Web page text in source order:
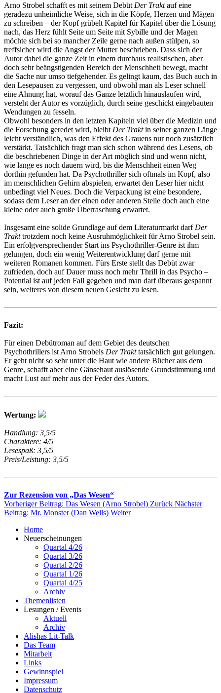
Arno Strobel schafft es mit seinem Debüt Der Traktauf eine
geradezu unheimliche Weise, sich in die Köpfe, Herzen und Mägen
zu schreiben – der Kopf grübelt Kapitel für Kapitel über die Lösung
nach, das Herz fühlt Seite um Seite mit Sybille und der Magen
möchte sich bei so mancher Zeile gerne nach außen stülpen, so
treffsicher wird die Angst der Mutter beschrieben. Dass sich der
Autor dabei die ganze Zeit in einem durchaus realistischen, aber
doch sehr beängstigenden Bereich der Menschheit bewegt, macht
die Sache nur umso tiefgehender. Es gelingt kaum, das Buch auch in
den Lesepausen zu vergessen, und obwohl man als Leser schnell
eine Ahnung hat, worauf das Ganze letztlich hinauslaufen wird,
versteht der Autor es vorzüglich, durch seine geschickt eingebauten
Wendungen zu fesseln.
Obwohl besonders in den letzten Kapiteln viel über die Medizin und
die Forschung geredet wird, bleibt Der Traktin seiner ganzen Länge
leicht verständlich, was den Effekt des Grauens nur noch zusätzlich
verstärkt. Tatsächlich fragt man sich schon während des Lesens, ob
die beschriebenen Dinge in der Art möglich sind und wenn nicht,
wie lange es noch dauern wird, bis die Menschheit einen Weg
dorthin gefunden hat. Da Psychothriller sich oftmals im Kopf, also
im menschlichen Gehirn abspielen, erwartet den Leser hier nicht
unbedingt viel Neues. Doch die Verpackung ist eine besondere,
sodass dem Leser an der einen oder anderen Stelle doch auch eine
kleine oder auch große Überraschung erwartet.
Insgesamt eine solide Grundlage auf dem Literaturmarkt darf Der
Trakttrotzdem noch keine Ausruhmöglichkeit für Arno Strobel sein.
Ein erfolgversprechender Start ins Psychothriller-Genre ist ihm
gelungen, doch ein wenig Weiterentwicklung darf gerne mit
weiteren Romanen kommen. Fürs Erste stellt das Debüt zwar
zufrieden, doch auf Dauer muss noch mehr Thrill in das Psycho –
Potential ist auf jeden Fall gegeben und man darf überaus gespannt
sein, weiteres von diesem neuen Gesicht zu lesen.
Fazit:
Für einen Debütroman auf dem Gebiet des deutschen
Psychothrillers ist Arno Strobels Der Trakttatsächlich gut gelungen.
Er geht nicht so sehr unter die Haut wie andere Bücher aus dem
Genre, schafft aber eine Gänsehaut auslösende Grundstimmung und
macht Lust auf mehr aus der Feder des Autors.
Wertung:
Handlung: 3,5/5
Charaktere: 4/5
Lesespaß: 3,5/5
Preis/Leistung: 3,5/5
Zur Rezension von „Das Wesen“
Vorheriger Beitrag: Das Wesen (Arno Strobel) Zurück Nächster
Beitrag: Mr. Monster (Dan Wells) Weiter
Home
Neuerscheinungen
Quartal 4/26
Quartal 3/26
Quartal 2/26
Quartal 1/26
Quartal 4/25
Archiv
Themenlisten
Lesungen / Events
Aktuell
Archiv
Alishas Lit-Talk
Das Team
Mitarbeit
Links
Gewinnspiel
Impressum
Datenschutz